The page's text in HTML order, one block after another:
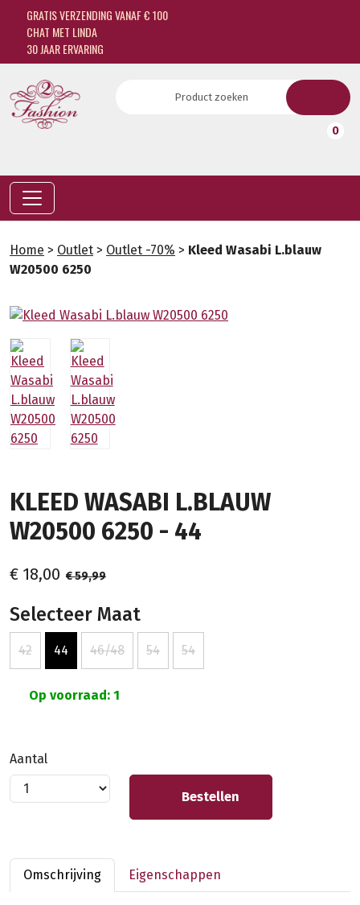
GRATIS VERZENDING VANAF € 100
CHAT MET LINDA
30 JAAR ERVARING
0
Home > Outlet > Outlet -70% > Kleed Wasabi L.blauw
W20500 6250
KLEED WASABI L.BLAUW
W20500 6250 - 44
€ 18,00 € 59,99
Selecteer Maat
42 44 46/48 54 54
Op voorraad: 1
Aantal
Bestellen
Omschrijving Eigenschappen